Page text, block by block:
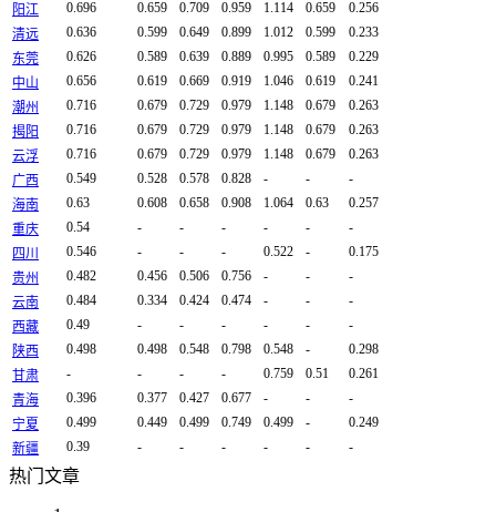
阳江
0.696 0.659 0.709 0.959 1.114 0.659
0.256
清远
0.636 0.599 0.649 0.899 1.012 0.599
0.233
东莞
0.626 0.589 0.639 0.889 0.995 0.589
0.229
中山
0.656 0.619 0.669 0.919 1.046 0.619
0.241
潮州
0.716 0.679 0.729 0.979 1.148 0.679
0.263
揭阳
0.716 0.679 0.729 0.979 1.148 0.679
0.263
云浮
0.716 0.679 0.729 0.979 1.148 0.679
0.263
广西
0.549 0.528 0.578 0.828 - -
-
海南
0.63 0.608 0.658 0.908 1.064 0.63
0.257
重庆
0.54 - - - - -
-
四川
0.546 - - - 0.522 -
0.175
贵州
0.482 0.456 0.506 0.756 - -
-
云南
0.484 0.334 0.424 0.474 - -
-
西藏
0.49 - - - - -
-
陕西
0.498 0.498 0.548 0.798 0.548 -
0.298
甘肃
- - - - 0.759 0.51
0.261
青海
0.396 0.377 0.427 0.677 - -
-
宁夏
0.499 0.449 0.499 0.749 0.499 -
0.249
新疆
0.39 - - - - - -
热门文章